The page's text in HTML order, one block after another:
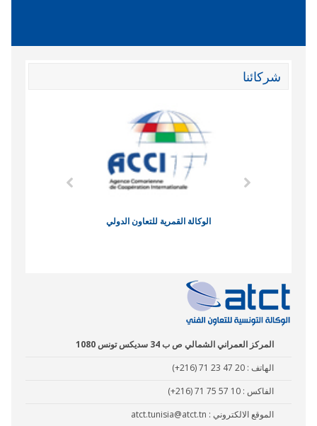
شركائنا
الوكالة القمرية للتعاون الدولي
المركز العمراني الشمالي ص ب 34 سديكس تونس 1080
الهاتف : (+216) 71 23 47 20
الفاكس : (+216) 71 75 57 10
الموقع الالكتروني : atct.tunisia@atct.tn